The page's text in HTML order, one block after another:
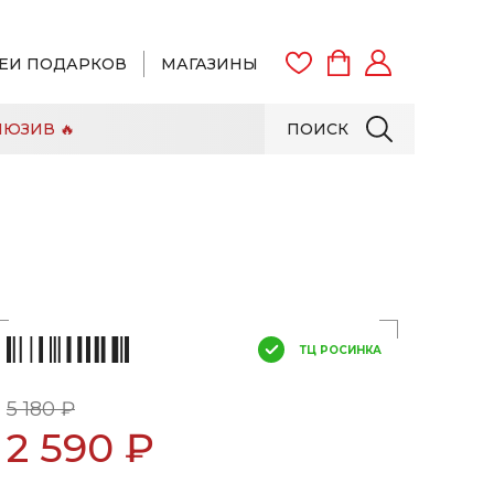
ПОДАРКОВ МАГАЗИНЫ
ПОИСК
🔥
ТЦ РОСИНКА
5 180 ₽
2 590 ₽